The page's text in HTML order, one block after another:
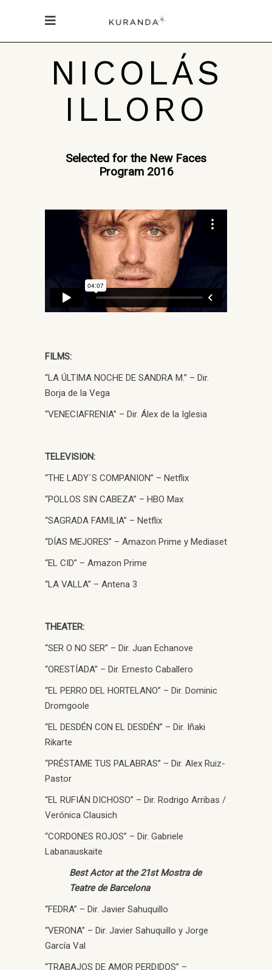
NICOLÁS
ILLORO
Selected for the New Faces
Program 2016
FILMS:
“LA ÚLTIMA NOCHE DE SANDRA M.” – Dir.
Borja de la Vega
“VENECIAFRENIA” – Dir. Álex de la Iglesia
TELEVISION:
“THE LADY´S COMPANION” – Netflix
“POLLOS SIN CABEZA” – HBO Max
“SAGRADA FAMILIA” – Netflix
“DÍAS MEJORES” – Amazon Prime y Mediaset
“EL CID” – Amazon Prime
“LA VALLA” – Antena 3
THEATER:
“SER O NO SER” – Dir. Juan Echanove
“ORESTÍADA” – Dir. Ernesto Caballero
“EL PERRO DEL HORTELANO” – Dir. Dominic
Dromgoole
“EL DESDÉN CON EL DESDÉN” – Dir. Iñaki
Rikarte
“PRÉSTAME TUS PALABRAS” – Dir. Alex Ruiz-
Pastor
“EL RUFIÁN DICHOSO” – Dir. Rodrigo Arribas /
Verónica Clausich
“CORDONES ROJOS” – Dir. Gabriele
Labanauskaite
Best Actor at the 21st Mostra de
Teatre de Barcelona
“FEDRA” – Dir. Javier Sahuquillo
“VERONA” – Dir. Javier Sahuquillo y Jorge
García Val
“TRABAJOS DE AMOR PERDIDOS” –